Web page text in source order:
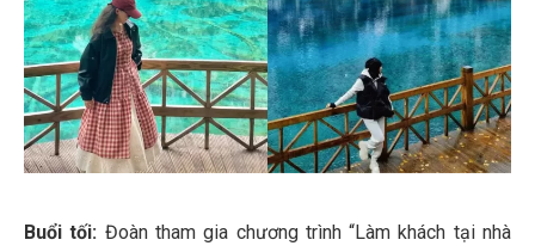
Buổi tối: Đoàn tham gia chương trình “Làm khách tại nhà